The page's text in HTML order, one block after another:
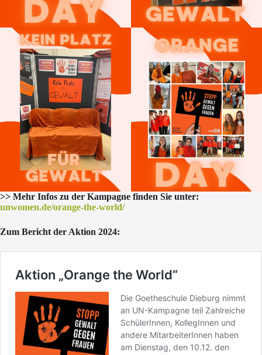
>> Mehr Infos zu der Kampagne finden Sie unter:
unwomen.de/orange-the-world/
Zum Bericht der Aktion 2024: